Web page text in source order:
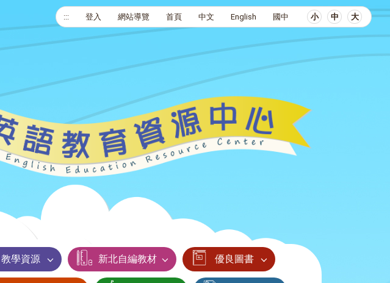
::: 登入 網站導覽 首頁 中文 English 國中 小 中 大
教學資源 新北自編教材 優良圖書